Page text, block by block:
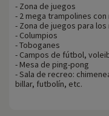
- Zona de juegos
- 2 mega trampolines
- Zona de juegos para
- Columpios
- Toboganes
- Campos de fútbol,
- Mesa de ping-pong
- Sala de recreo:
billar, futbolín, etc.